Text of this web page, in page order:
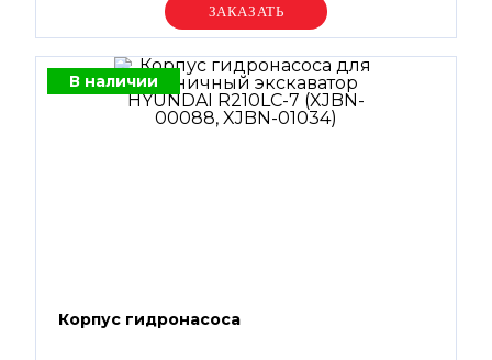
Уточняйте цену
В наличии
Корпус гидронасоса